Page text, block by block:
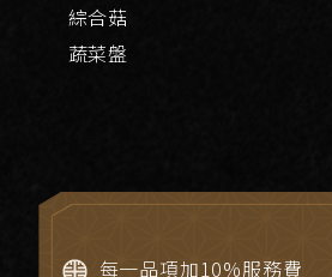
綜合菇
蔬菜盤
每一品項加10%服務費